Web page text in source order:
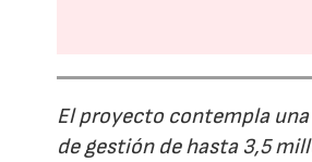
El proyecto contempla
de gestión de hasta 3,5